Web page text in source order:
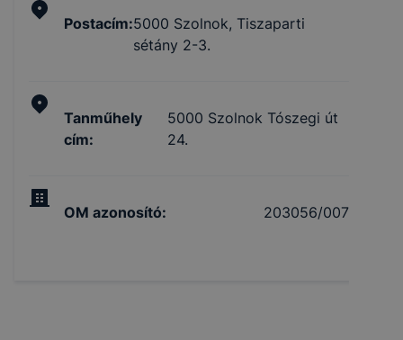
Postacím:5000 Szolnok, Tiszaparti
sétány 2-3.
Tanműhely
cím:
5000 Szolnok Tószegi út
24.
OM azonosító: 203056/007